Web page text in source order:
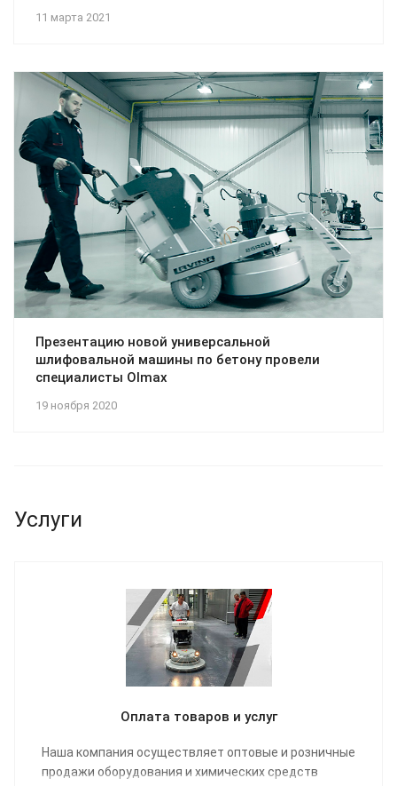
11 марта 2021
19 ноября 2020
Презентацию новой универсальной
шлифовальной машины по бетону провели
специалисты Olmax
Услуги
Оплата товаров и услуг
Наша компания осуществляет оптовые и розничные
продажи оборудования и химических средств